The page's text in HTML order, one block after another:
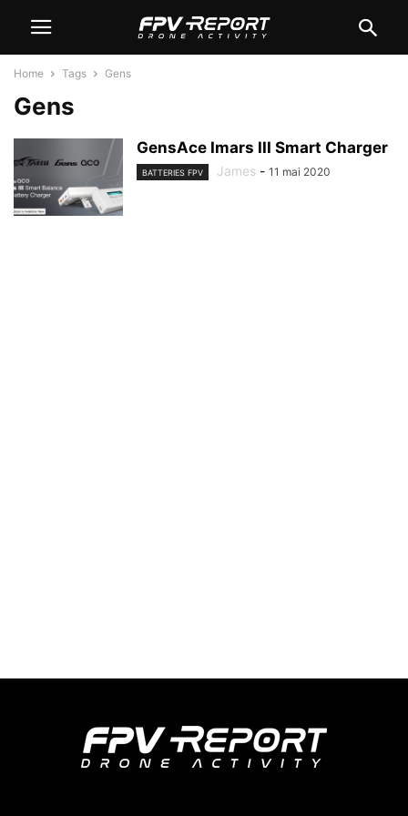
Home Tags Gens
Gens
GensAce Imars III Smart Charger
BATTERIES FPV James - 11 mai 2020